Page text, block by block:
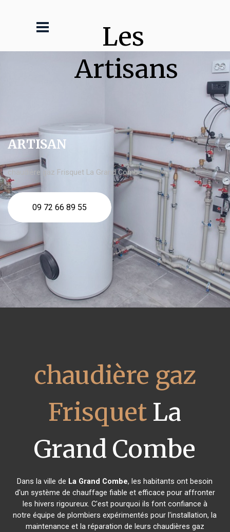
Les
Artisans
ARTISAN
chaudière gaz Frisquet La Grand Combe
09 72 66 89 55
chaudière gaz
Frisquet La
Grand Combe
Dans la ville de La Grand Combe, les habitants ont besoin
d'un système de chauffage fiable et efficace pour affronter
les hivers rigoureux. C'est pourquoi ils font confiance à
notre équipe de plombiers expérimentés pour l'installation, la
maintenance et la réparation de leurs chaudières gaz